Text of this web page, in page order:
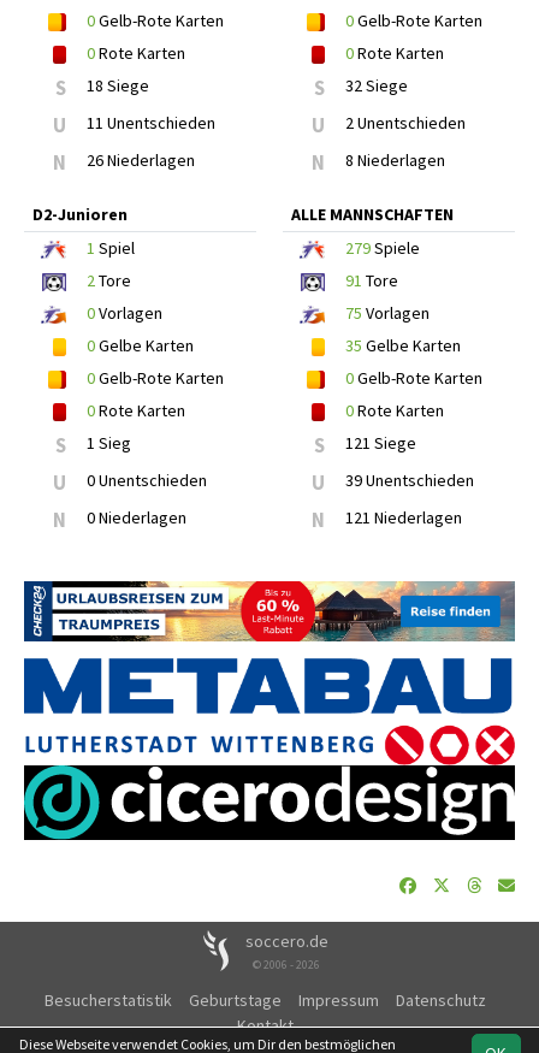
0Gelb-Rote Karten
0Rote Karten
S 18 Siege
U 11 Unentschieden
N 26 Niederlagen
0Gelb-Rote Karten
0Rote Karten
S 32 Siege
U 2 Unentschieden
N 8 Niederlagen
D2-Junioren
1 Spiel
2Tore
0Vorlagen
0Gelbe Karten
0Gelb-Rote Karten
0Rote Karten
S 1 Sieg
U 0 Unentschieden
N 0 Niederlagen
ALLE MANNSCHAFTEN
279Spiele
91 Tore
75 Vorlagen
35 Gelbe Karten
0Gelb-Rote Karten
0Rote Karten
S 121 Siege
U 39 Unentschieden
N 121 Niederlagen
soccero.de
© 2006 - 2026
Besucherstatistik Geburtstage Impressum
Datenschutz
Kontakt
Diese Webseite verwendet Cookies, um Dir den bestmöglichen